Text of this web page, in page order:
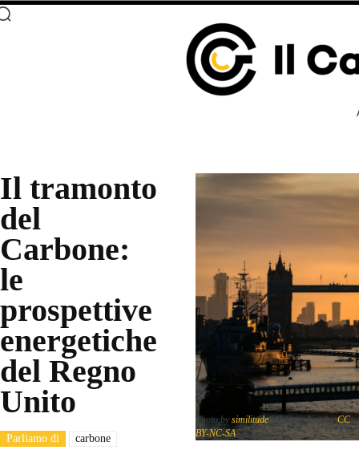
Il tramonto
del
Carbone:
le
prospettive
energetiche
del Regno
Unito
Parliamo di
carbone
Photo by similitudeis licensed underCC
BY-NC-SA